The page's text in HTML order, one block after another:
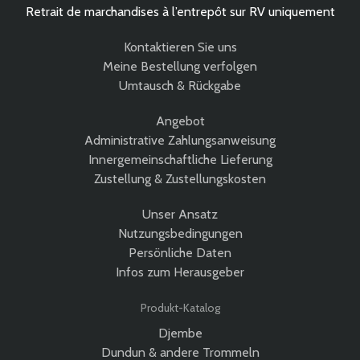
Retrait de marchandises à l’entrepôt sur RV uniquement
Kontaktieren Sie uns
Meine Bestellung verfolgen
Umtausch & Rückgabe
Angebot
Administrative Zahlungsanweisung
Innergemeinschaftliche Lieferung
Zustellung & Zustellungskosten
Unser Ansatz
Nutzungsbedingungen
Persönliche Daten
Infos zum Herausgeber
Produkt-Katalog
Djembe
Dundun & andere Trommeln